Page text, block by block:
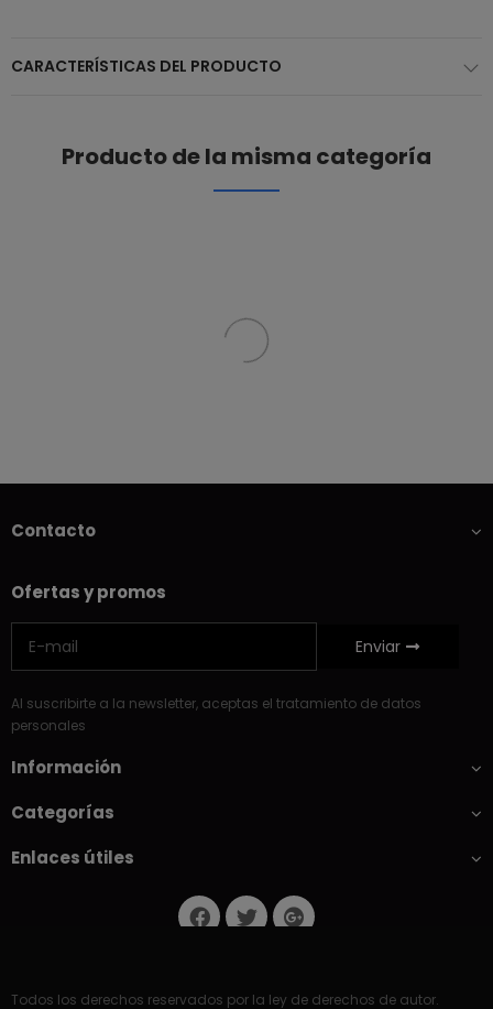
CARACTERÍSTICAS DEL PRODUCTO
Producto de la misma categoría
Contacto
Ofertas y promos
Enviar
Al suscribirte a la newsletter, aceptas el tratamiento de datos
personales
Información
Categorías
Enlaces útiles
Todos los derechos reservados por la ley de derechos de autor.